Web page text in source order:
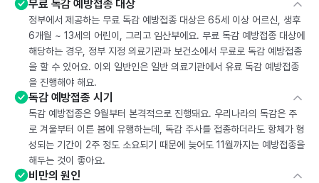
무료 독감 예방접종 대상
정부에서 제공하는 무료 독감 예방접종 대상은 65세 이상 어르신, 생후
6개월 ~ 13세의 어린이, 그리고 임산부에요. 무료 독감 예방접종 대상에
해당하는 경우, 정부 지정 의료기관과 보건소에서 무료로 독감 예방접종
을 할 수 있어요. 이외 일반인은 일반 의료기관에서 유료 독감 예방접종
을 진행해야 해요.
독감 예방접종 시기
독감 예방접종은 9월부터 본격적으로 진행돼요. 우리나라의 독감은 주
로 겨울부터 이른 봄에 유행하는데, 독감 주사를 접종하더라도 항체가 형
성되는 기간이 2주 정도 소요되기 때문에 늦어도 11월까지는 예방접종을
해두는 것이 좋아요.
비만의 원인